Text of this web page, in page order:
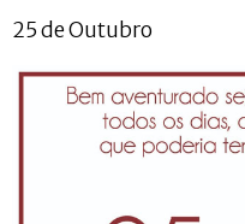
25 de Outubro